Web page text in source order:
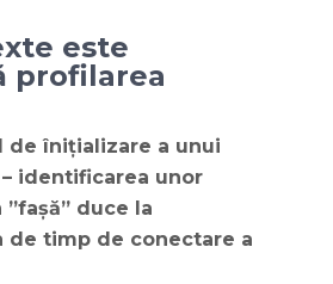
este
profilarea
de înițializare a unui
identificarea unor
duce la
de timp de conectare a